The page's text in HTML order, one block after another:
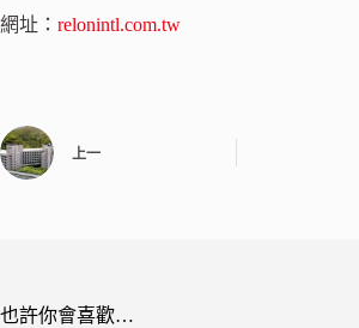
網址： relonintl.com.tw
上一
也許你會喜歡…